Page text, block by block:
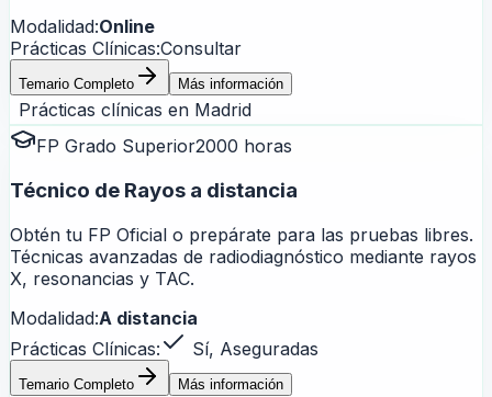
Modalidad:Online
Prácticas Clínicas:Consultar
Temario Completo Más información
Prácticas clínicas en Madrid
FP Grado Superior2000 horas
Técnico de Rayos a distancia
Obtén tu FP Oficial o prepárate para las pruebas libres.
Técnicas avanzadas de radiodiagnóstico mediante rayos
X, resonancias y TAC.
Modalidad:A distancia
Prácticas Clínicas:
Sí, Aseguradas
Temario Completo Más información